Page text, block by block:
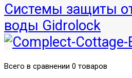
Системы защиты
воды Gidrolock
Всего в сравнении 0 товаров